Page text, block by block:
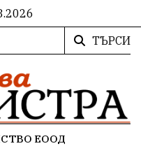
ТЪРСИ
ЕООД